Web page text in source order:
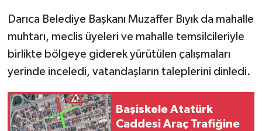
Darıca Belediye Başkanı Muzaffer Bıyık da mahalle
muhtarı, meclis üyeleri ve mahalle temsilcileriyle
birlikte bölgeye giderek yürütülen çalışmaları
yerinde inceledi, vatandaşların taleplerini dinledi.
Başiskele Atatürk
Caddesi Araç Trafiğine